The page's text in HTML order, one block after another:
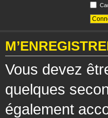
Vous devez
quelques
également